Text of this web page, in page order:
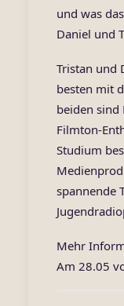
und was
Daniel und
Tristan und
besten mit
beiden sind
Filmton-
Studium
spannende
Mehr
Am 28.05